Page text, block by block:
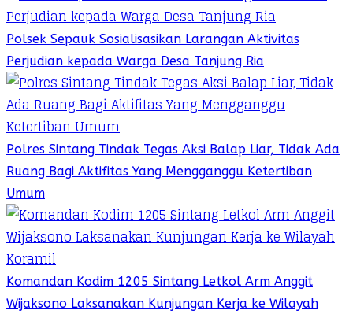
Polsek Sepauk Sosialisasikan Larangan Aktivitas
Perjudian kepada Warga Desa Tanjung Ria
Polres Sintang Tindak Tegas Aksi Balap Liar, Tidak Ada
Ruang Bagi Aktifitas Yang Mengganggu Ketertiban
Umum
Komandan Kodim 1205 Sintang Letkol Arm Anggit
Wijaksono Laksanakan Kunjungan Kerja ke Wilayah